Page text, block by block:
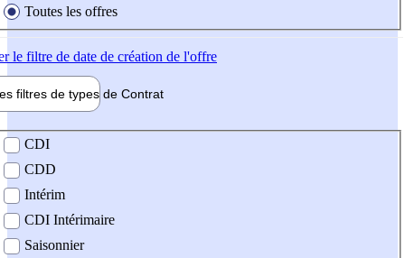
Toutes les offres
le filtre de date de création de l'offre
filtres de types de Contrat
contrat
CDI
CDD
Intérim
CDI Intérimaire
Saisonnier